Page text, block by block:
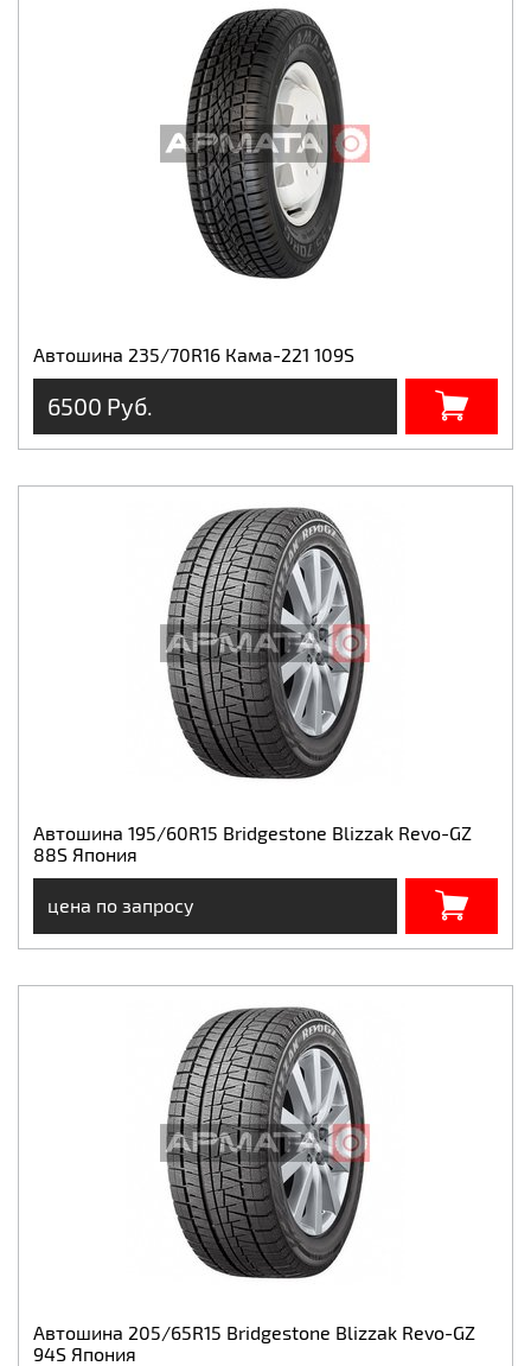
Автошина 235/70R16 Кама-221 109S
6500 Руб.
Автошина 195/60R15 Bridgestone Blizzak Revo-GZ
88S Япония
цена по запросу
Автошина 205/65R15 Bridgestone Blizzak Revo-GZ
94S Япония